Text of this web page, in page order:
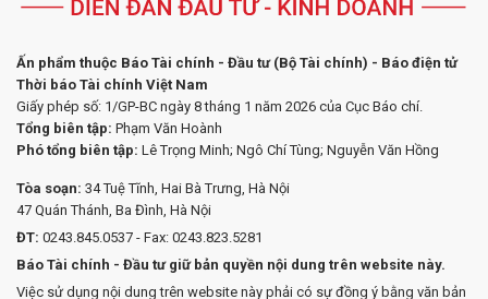
Ấn phẩm thuộc Báo Tài chính - Đầu tư (Bộ Tài chính) - Báo điện tử
Thời báo Tài chính Việt Nam
Giấy phép số: 1/GP-BC ngày 8 tháng 1 năm 2026 của Cục Báo chí.
Tổng biên tập: Phạm Văn Hoành
Phó tổng biên tập: Lê Trọng Minh; Ngô Chí Tùng; Nguyễn Văn Hồng
Tòa soạn: 34 Tuệ Tĩnh, Hai Bà Trưng, Hà Nội
47 Quán Thánh, Ba Đình, Hà Nội
ĐT: 0243.845.0537 - Fax: 0243.823.5281
Báo Tài chính - Đầu tư giữ bản quyền nội dung trên website này.
Việc sử dụng nội dung trên website này phải có sự đồng ý bằng văn bản